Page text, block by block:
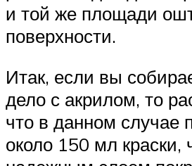
и той же площади
поверхности.
Итак, если вы
дело с акрилом, то
что в данном случае
около 150 мл краски,